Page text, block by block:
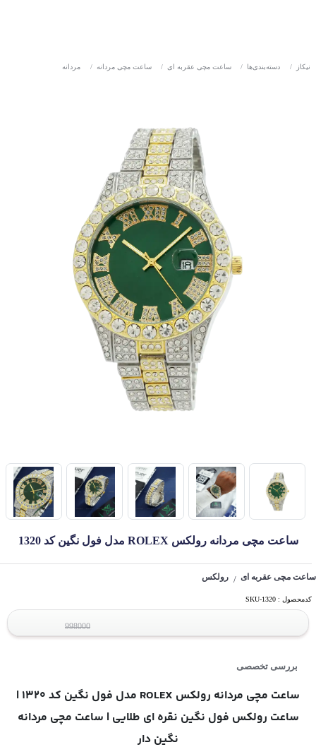
نیکاز / دسته‌بندی‌ها / ساعت مچی عقربه ای / ساعت مچی مردانه / مردانه
ساعت مچی مردانه رولکس ROLEX مدل فول نگین کد 1320
ساعت مچی عقربه ای / رولکس
کدمحصول : SKU-1320
998000
بررسی تخصصی
ساعت مچی مردانه رولکس ROLEX مدل فول نگین کد 1320 |
ساعت رولکس فول نگین نقره ای طلایی | ساعت مچی مردانه
نگین دار